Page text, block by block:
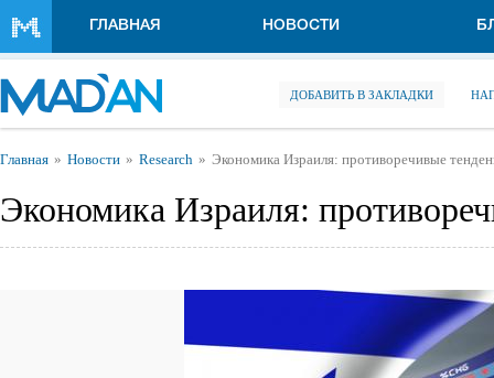
ГЛАВНАЯ НОВОСТИ
ДОБАВИТЬ В ЗАКЛАДКИ
Вы здесь
Главная Новости Research Экономика Израиля: противоречивые
Экономика Израиля: